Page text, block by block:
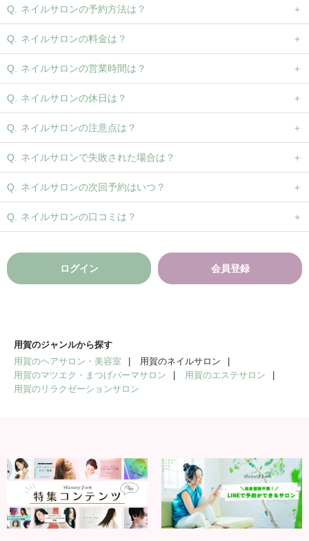
ネイルサロンの予約方法は？
ネイルサロンの料金は？
ネイルサロンの営業時間は？
ネイルサロンの休日は？
ネイルサロンの注意点は？
ネイルサロンで失敗された場合は？
ネイルサロンの次回予約はいつ？
ネイルサロンの口コミは？
ログイン 会員登録
用賀のジャンルから探す
用賀のヘアサロン・美容室
用賀のネイルサロン
用賀のマツエク・まつげパーマサロン
用賀のエステサロン
用賀のリラクゼーションサロン